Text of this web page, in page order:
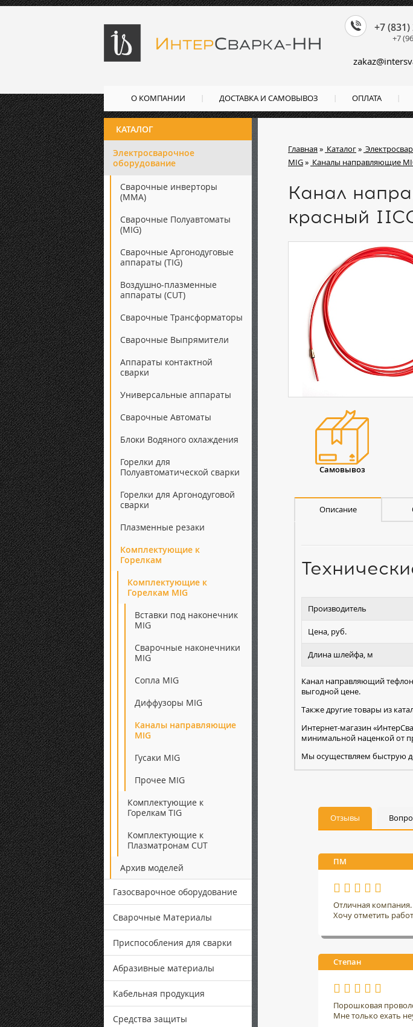
Главная» Каталог»
MIG» Каналы направляющие
Канал
красный
Самовывоз
Описание
Производитель
Цена, руб.
Длина шлейфа, м
Канал направляющий
выгодной цене.
Также другие товары из
Интернет-магазин
минимальной наценкой от
Мы осуществляем быструю
Отзывы
ПМ
Отличная
Хочу отметить
Степан
Порошковая
Мне только ехать
КАТАЛОГ
Электросварочное
оборудование
Сварочные инверторы
(ММА)
Сварочные Полуавтоматы
(MIG)
Сварочные Аргонодуговые
аппараты (TIG)
Воздушно-плазменные
аппараты (CUT)
Сварочные Трансформаторы
Сварочные Выпрямители
Аппараты контактной
сварки
Универсальные аппараты
Сварочные Автоматы
Блоки Водяного охлаждения
Горелки для
Полуавтоматической сварки
Горелки для Аргонодуговой
сварки
Плазменные резаки
Комплектующие к
Горелкам
Комплектующие к
Горелкам MIG
Вставки под наконечник
MIG
Сварочные наконечники
MIG
Сопла MIG
Диффузоры MIG
Каналы направляющие
MIG
Гусаки MIG
Прочее MIG
Комплектующие к
Горелкам TIG
Комплектующие к
Плазматронам CUT
Архив моделей
Газосварочное оборудование
Сварочные Материалы
Приспособления для сварки
Абразивные материалы
Кабельная продукция
Средства защиты
zakaz@
+7
+7
О КОМПАНИИ ДОСТАВКА И САМОВЫВОЗ ОПЛАТА